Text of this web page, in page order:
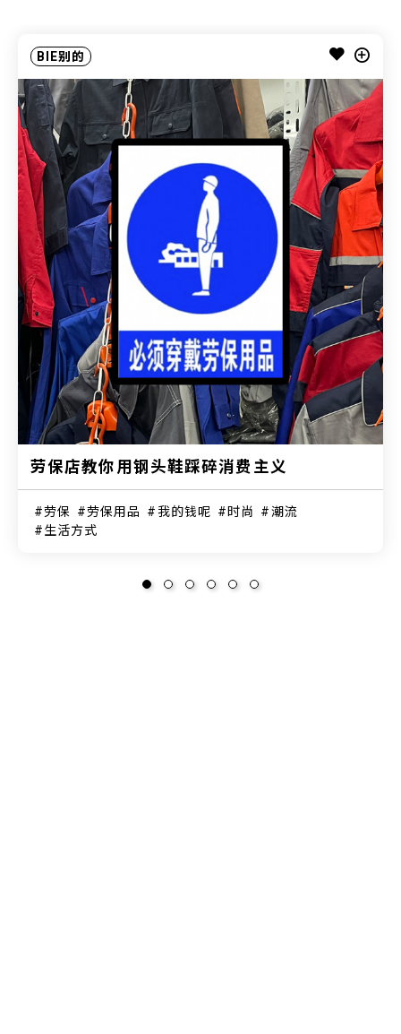
BIE别的
劳保店教你用钢头鞋踩碎消费主义
劳保 劳保用品 我的钱呢 时尚
潮流
生活方式